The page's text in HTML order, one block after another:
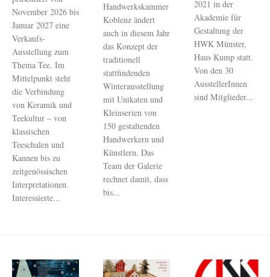
November 2026 bis
Januar 2027 eine
Verkaufs-
Ausstellung zum
Thema Tee. Im
Mittelpunkt steht
die Verbindung
von Keramik und
Teekultur – von
klassischen
Teeschalen und
Kannen bis zu
zeitgenössischen
Interpretationen.
Interessierte...
Handwerkskammer
Koblenz ändert
auch in diesem Jahr
das Konzept der
traditionell
stattfindenden
Winterausstellung
mit Unikaten und
Kleinserien von
150 gestaltenden
Handwerkern und
Künstlern. Das
Team der Galerie
rechnet damit, dass
bis...
2021 in der
Akademie für
Gestaltung der
HWK Münster,
Haus Kump statt.
Von den 30
AusstellerInnen
sind Mitglieder...